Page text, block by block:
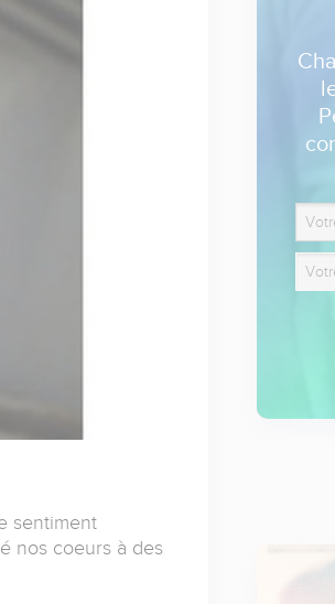
sentiment
nos coeurs à des